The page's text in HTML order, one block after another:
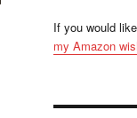
If you would
my Amazon